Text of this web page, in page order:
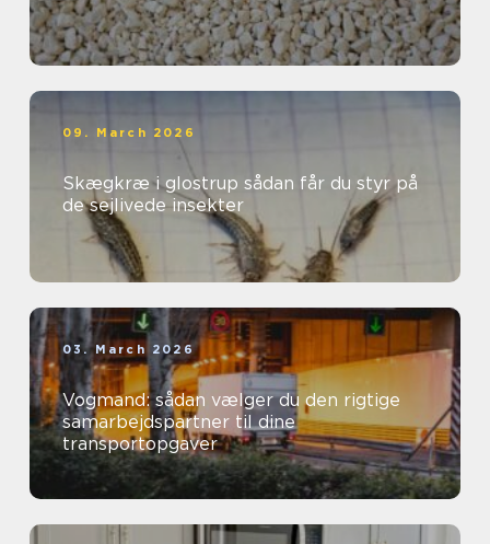
09. March 2026
Skægkræ i glostrup sådan får du styr på
de sejlivede insekter
03. March 2026
Vogmand: sådan vælger du den rigtige
samarbejdspartner til dine
transportopgaver